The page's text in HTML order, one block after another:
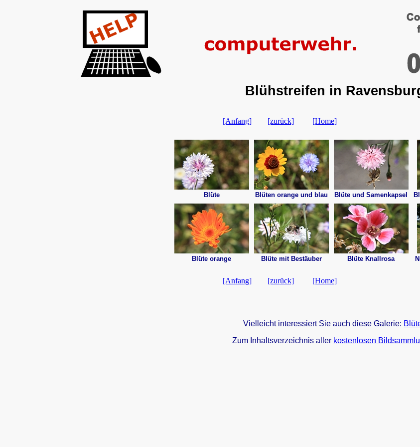
Blühstreifen in
[Anfang] [zurück] [Home]
Blüte Blüten orange und blau Blüte und Samenkapsel
Blüte orange Blüte mit Bestäuber Blüte Knallrosa
[Anfang] [zurück] [Home]
Vielleicht interessiert Sie auch diese Galerie:
Zum Inhaltsverzeichnis aller kostenlosen